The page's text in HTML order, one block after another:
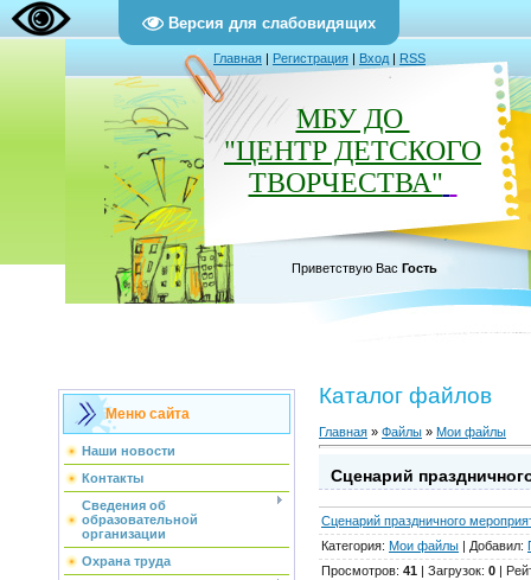
Версия для слабовидящих
Главная | Регистрация | Вход | RSS
МБУ ДО
"ЦЕНТР ДЕТСКОГО
ТВОРЧЕСТВА"
Приветствую Вас Гость
Меню сайта
Наши новости
Контакты
Сведения об
образовательной
организации
Охрана труда
Каталог файлов
Главная » Файлы » Мои файлы
Сценарий
Сценарий праздничного
Категория: Мои файлы | Добавил:
Просмотров: 41 | Загрузок: 0 |